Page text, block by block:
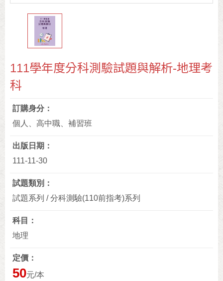
111學年度分科測驗試題與解析-地理考
科
訂購身分
個人、高中職、補習班
出版日期
111-11-30
試題類別
試題系列 / 分科測驗(110前指考)系列
科目
地理
定價
50元/本